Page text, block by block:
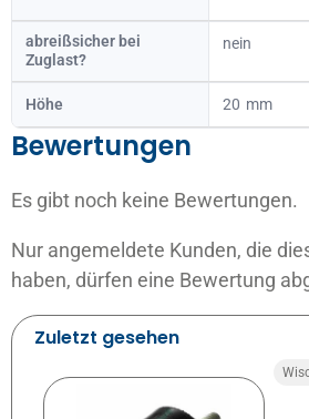
abreißsicher bei
Zuglast?
nein
Höhe 20
Bewertungen
Es gibt noch keine Bewertungen.
Nur angemeldete Kunden, die
haben, dürfen eine Bewertung
Zuletzt gesehen